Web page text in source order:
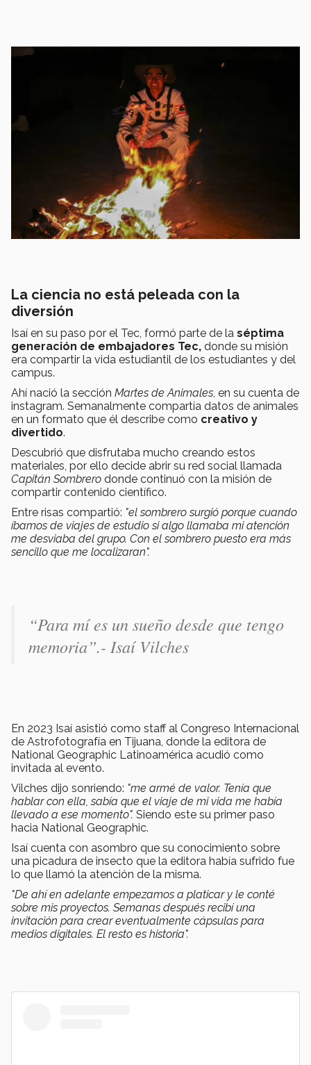
La ciencia no está peleada con la
diversión
Isaí en su paso por el Tec, formó parte de la séptima
generación de embajadores Tec, donde su misión
era compartir la vida estudiantil de los estudiantes y del
campus.
Ahí nació la sección Martes de Animales, en su cuenta de
instagram. Semanalmente compartía datos de animales
en un formato que él describe como creativo y
divertido.
Descubrió que disfrutaba mucho creando estos
materiales, por ello decide abrir su red social llamada
Capitán Sombrero donde continuó con la misión de
compartir contenido científico.
Entre risas compartió: "el sombrero surgió porque cuando
íbamos de viajes de estudio si algo llamaba mi atención
me desviaba del grupo. Con el sombrero puesto era más
sencillo que me localizaran".
“Para mí es un sueño desde que tengo
memoria”.- Isaí Vilches
En 2023 Isaí asistió como staff al Congreso Internacional
de Astrofotografía en Tijuana, donde la editora de
National Geographic Latinoamérica acudió como
invitada al evento.
Vilches dijo sonriendo: "me armé de valor. Tenía que
hablar con ella, sabía que el viaje de mi vida me había
llevado a ese momento". Siendo este su primer paso
hacia National Geographic.
Isaí cuenta con asombro que su conocimiento sobre
una picadura de insecto que la editora había sufrido fue
lo que llamó la atención de la misma.
"De ahí en adelante empezamos a platicar y le conté
sobre mis proyectos. Semanas después recibí una
invitación para crear eventualmente cápsulas para
medios digitales. El resto es historia".